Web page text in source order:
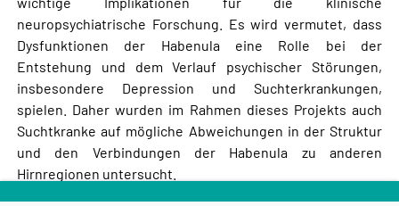
neuropsychiatrische Forschung. Es wird vermutet, dass
Dysfunktionen der Habenula eine Rolle bei der
Entstehung und dem Verlauf psychischer Störungen,
insbesondere Depression und Suchterkrankungen,
spielen. Daher wurden im Rahmen dieses Projekts auch
Suchtkranke auf mögliche Abweichungen in der Struktur
und den Verbindungen der Habenula zu anderen
Hirnregionen untersucht.